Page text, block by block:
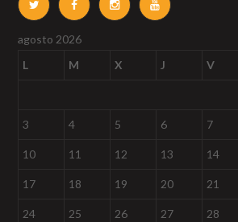
agosto 2026
L
M X J V
3 4 5 6 7
10 11 12 13 14
17 18 19 20 21
24 25 26 27 28